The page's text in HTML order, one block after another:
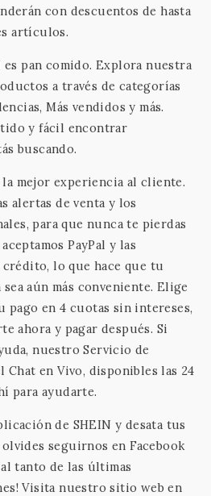
con descuentos de hasta
artículos.
es pan comido. Explora nuestra
a través de categorías
Más vendidos y más.
y fácil encontrar
buscando.
mejor experiencia al cliente.
alertas de venta y los
para que nunca te pierdas
PayPal y las
lo que hace que tu
aún más conveniente. Elige
en 4 cuotas sin intereses,
ahora y pagar después. Si
nuestro Servicio de
en Vivo, disponibles las 24
para ayudarte.
de SHEIN y desata tus
olvides seguirnos en Facebook
tanto de las últimas
Visita nuestro sitio web en